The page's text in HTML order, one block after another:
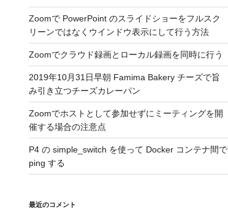
Zoomで PowerPoint のスライドショーをフルスク
リーンではなくウインドウ表示にして行う方法
Zoomでクラウド録画とローカル録画を同時に行う
2019年10月31日早朝 Famima Bakery チーズで旨
み引き立つチーズカレーパン
Zoomでホストとして参加せずにミーティングを開
催する場合の注意点
P4 の simple_switch を使って Docker コンテナ間で
ping する
最近のコメント